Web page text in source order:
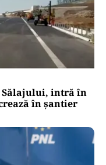
Sălajului, intră în
în șantier